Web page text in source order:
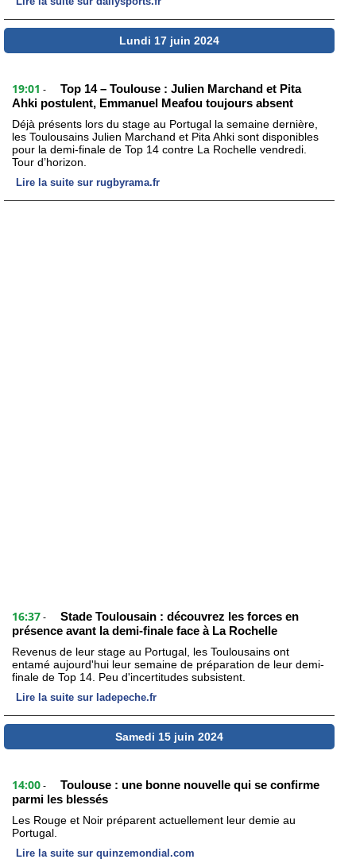
Lundi 17 juin 2024
19:01 -
Top 14 – Toulouse : Julien Marchand et Pita
Ahki postulent, Emmanuel Meafou toujours absent
Déjà présents lors du stage au Portugal la semaine dernière,
les Toulousains Julien Marchand et Pita Ahki sont disponibles
pour la demi-finale de Top 14 contre La Rochelle vendredi.
Tour d’horizon.
Lire la suite sur rugbyrama.fr
16:37 -
Stade Toulousain : découvrez les forces en
présence avant la demi-finale face à La Rochelle
Revenus de leur stage au Portugal, les Toulousains ont
entamé aujourd'hui leur semaine de préparation de leur demi-
finale de Top 14. Peu d'incertitudes subsistent.
Lire la suite sur ladepeche.fr
Samedi 15 juin 2024
14:00 -
Toulouse : une bonne nouvelle qui se confirme
parmi les blessés
Les Rouge et Noir préparent actuellement leur demie au
Portugal.
Lire la suite sur quinzemondial.com